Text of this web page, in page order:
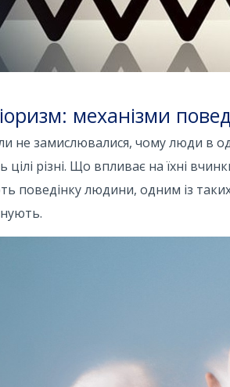
механізми
не замислювалися, чому люди в
цілі різні. Що впливає на їхні
поведінку людини, одним із